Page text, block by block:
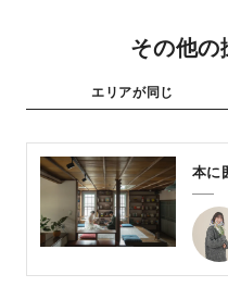
その他の
エリアが同じ
本に